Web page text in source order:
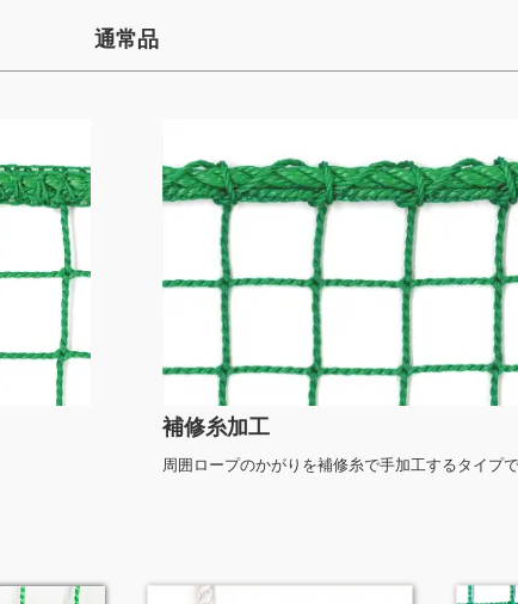
通常品
補修糸加工
周囲ロープのかがりを補修糸で手加工するタイプで